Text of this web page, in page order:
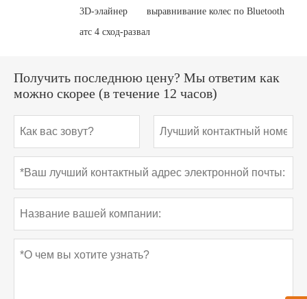
3D-элайнер
выравнивание колес по Bluetooth
атс 4 сход-развал
Получить последнюю цену? Мы ответим как
можно скорее (в течение 12 часов)